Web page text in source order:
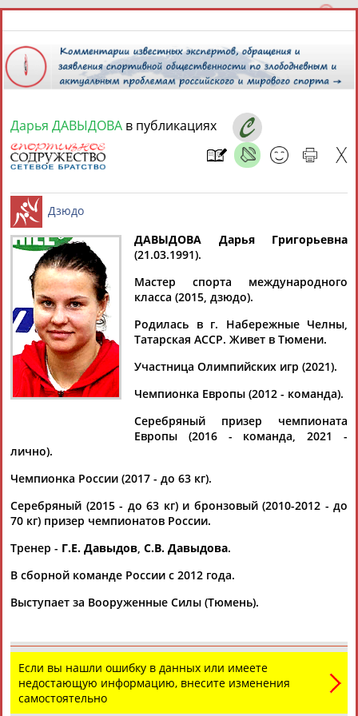
8 августа 2026 года,
СПОРТСМЕНЫ, ТРЕНЕРЫ И СПЕЦИАЛИСТЫ
Найдено: 1персона Расширенный поиск
Дарья
ДАВЫДОВА
Ваш запрос: "Дарья Давыдова"
Документы 1-10 из 38 найденных уникальных документов
1 2 3
Сборная России выступит на международном турнире по
дзюдо "Большой шлем" в Абу-Даби
...Неаполе Камила Бадурова и действующая вице-чемпионка
медалистка...
25.11.2021
...бронза 3.BEAUCHEMIN-PINARD Catherine Канада бронза 17.
Россия 81 кг, мужчины 1. NAGASE
Takanori...
(Проект: Информационное агентство СТАДИОН)
27.07.2021
Дарья ДАВЫДОВА в публикациях
Дзюдо
ДАВЫДОВА Дарья Григорьевна
(21.03.1991).
Мастер спорта международного
класса (2015, дзюдо).
Родилась в г. Набережные Челны,
Татарская АССР. Живет в Тюмени.
Участница Олимпийских игр (2021).
Чемпионка Европы (2012 - команда).
Серебряный призер чемпионата
Европы (2016 - команда, 2021 -
лично).
Чемпионка России (2017 - до 63 кг).
Серебряный (2015 - до 63 кг) и бронзовый (2010-2012 - до
70 кг) призер чемпионатов России.
Тренер - Г.Е. Давыдов, С.В. Давыдова.
В сборной команде России с 2012 года.
Выступает за Вооруженные Силы (Тюмень).
Если вы нашли ошибку в данных или имеете
недостающую информацию, внесите изменения
самостоятельно